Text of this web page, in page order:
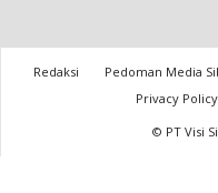
Redaksi Pedoman Media
Privacy Policy
© PT Visi